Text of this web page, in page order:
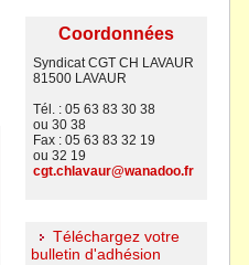
Coordonnées
Syndicat CGT CH LAVAUR
81500 LAVAUR
Tél. : 05 63 83 30 38
ou 30 38
Fax : 05 63 83 32 19
ou 32 19
cgt.chlavaur@wanadoo.fr
Téléchargez votre
bulletin d'adhésion